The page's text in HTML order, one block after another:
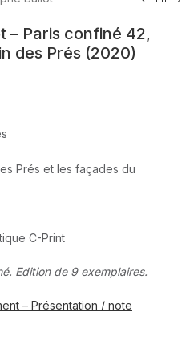
– Paris confiné 42,
des Prés (2020)
Prés et les façades du
C-Print
Edition de 9 exemplaires.
– Présentation / note